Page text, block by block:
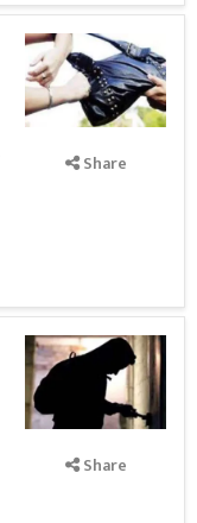
Share
Share